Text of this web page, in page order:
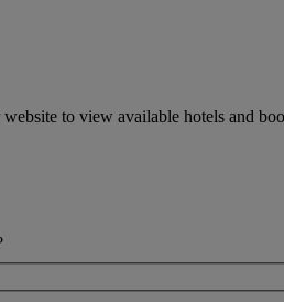
to view available hotels and